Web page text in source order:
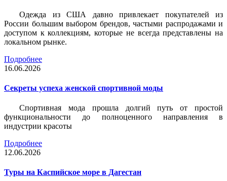
Одежда из США давно привлекает покупателей из
России большим выбором брендов, частыми распродажами и
доступом к коллекциям, которые не всегда представлены на
локальном рынке.
Подробнее
16.06.2026
Секреты успеха женской спортивной моды
Спортивная мода прошла долгий путь от простой
функциональности до полноценного направления в
индустрии красоты
Подробнее
12.06.2026
Туры на Каспийское море в Дагестан